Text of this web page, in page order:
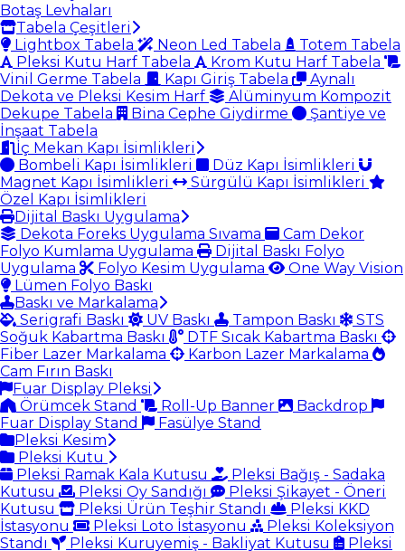
Botaş Levhaları
Tabela Çeşitleri
Lightbox Tabela
Neon Led Tabela
Totem Tabela
Pleksi Kutu Harf Tabela
Krom Kutu Harf Tabela
Vinil Germe Tabela
Kapı Giriş Tabela
Aynalı
Dekota ve Pleksi Kesim Harf
Alüminyum Kompozit
Dekupe Tabela
Bina Cephe Giydirme
Şantiye ve
İnşaat Tabela
İç Mekan Kapı İsimlikleri
Bombeli Kapı İsimlikleri
Düz Kapı İsimlikleri
Magnet Kapı İsimlikleri
Sürgülü Kapı İsimlikleri
Özel Kapı İsimlikleri
Dijital Baskı Uygulama
Dekota Foreks Uygulama Sıvama
Cam Dekor
Folyo Kumlama Uygulama
Dijital Baskı Folyo
Uygulama
Folyo Kesim Uygulama
One Way Vision
Lümen Folyo Baskı
Baskı ve Markalama
Serigrafi Baskı
UV Baskı Tampon Baskı
STS
Soğuk Kabartma Baskı
DTF Sıcak Kabartma Baskı
Fiber Lazer Markalama
Karbon Lazer Markalama
Cam Fırın Baskı
Fuar Display Pleksi
Örümcek Stand
Roll-Up Banner
Backdrop
Fuar Display Stand
Fasülye Stand
Pleksi Kesim
Pleksi Kutu
Pleksi Ramak Kala Kutusu
Pleksi Bağış - Sadaka
Kutusu
Pleksi Oy Sandığı
Pleksi Şikayet - Öneri
Kutusu
Pleksi Ürün Teşhir Standı
Pleksi KKD
İstasyonu
Pleksi Loto İstasyonu
Pleksi Koleksiyon
Standı
Pleksi Kuruyemiş - Bakliyat Kutusu
Pleksi